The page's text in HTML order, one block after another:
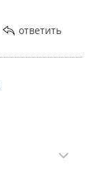
ответить